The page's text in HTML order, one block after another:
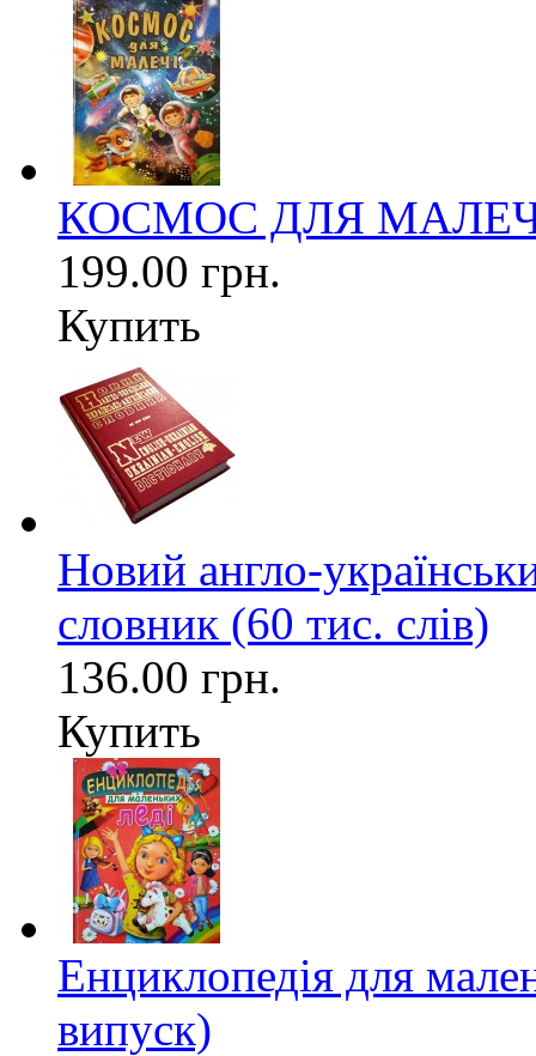
КОСМОС ДЛЯ МАЛЕЧІ
199.00 грн.
Купить
Новий англо-
словник (60 тис. слів)
136.00 грн.
Купить
Енциклопедія для
випуск)